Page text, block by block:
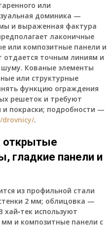
или
доминика —
и выраженная фактура
лаконичные
или композитные панели и
отдается точным линиям и
Кованые элементы
или структурные
функцию ограждения
решеток и требуют
покраски; подробности —
.
открытые
гладкие панели и
из профильной стали
2 мм; облицовка —
используют
и композитные панели с